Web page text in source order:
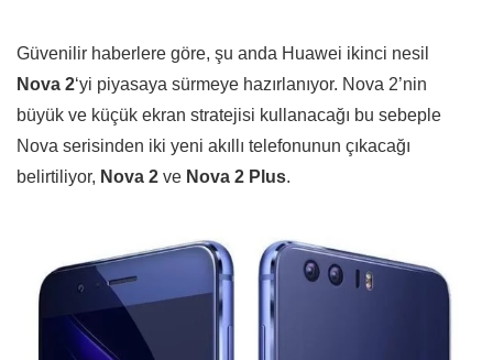
Güvenilir haberlere göre, şu anda Huawei ikinci nesil
Nova 2‘yi piyasaya sürmeye hazırlanıyor. Nova 2’nin
büyük ve küçük ekran stratejisi kullanacağı bu sebeple
Nova serisinden iki yeni akıllı telefonunun çıkacağı
belirtiliyor, Nova 2 ve Nova 2 Plus.